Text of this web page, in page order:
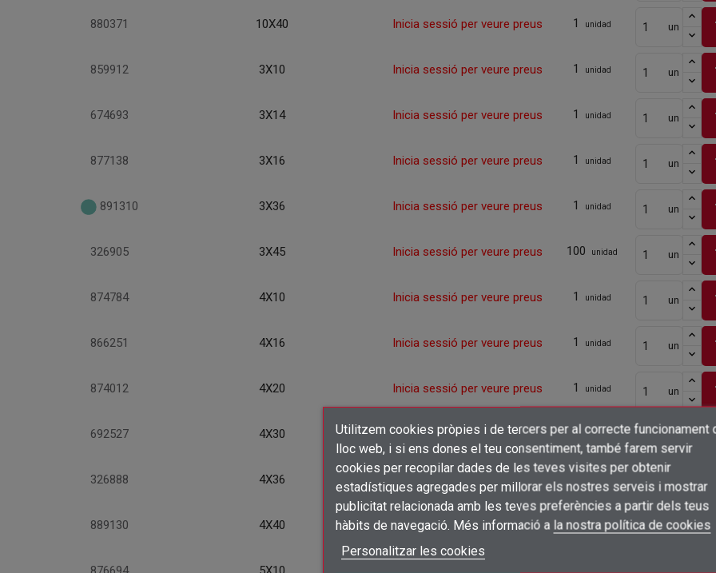
Afegir a la llista de desitjos×
add_circle_outline
Crear una llista de desitjos ×
Nom de la llista de desitjos
Connectar-se
Cal que connecteu per a desar els productes a la vostra llista de desitjos.
Utilitzem cookies pròpies i de tercers per al correcte funcionament
lloc web, i si ens dones el teu consentiment, també farem servir
cookies per recopilar dades de les teves visites per obtenir
estadístiques agregades per millorar els nostres serveis i mostrar
publicitat relacionada amb les teves preferències a partir dels teus
hàbits de navegació. Més informació a la nostra política de cookies
Personalitzar les cookies
880371 10X40 Inicia sessió per veure preus 1 unidad un
859912 3X10 Inicia sessió per veure preus 1 unidad un
674693 3X14 Inicia sessió per veure preus 1 unidad un
877138 3X16 Inicia sessió per veure preus 1 unidad un
891310 3X36 Inicia sessió per veure preus 1 unidad un
326905 3X45 Inicia sessió per veure preus 100 unidad un
874784 4X10 Inicia sessió per veure preus 1 unidad un
866251 4X16 Inicia sessió per veure preus 1 unidad un
874012 4X20 Inicia sessió per veure preus 1 unidad un
692527 4X30 Inicia sessió per veure preus 1 unidad un
326888 4X36 Inicia sessió per veure preus unidad un
889130 4X40 Inicia sessió per veure preus 1 unidad un
1